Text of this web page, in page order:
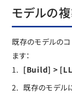
モデルの
既存のモデルの
ます：
[Build] >
既存のモデル